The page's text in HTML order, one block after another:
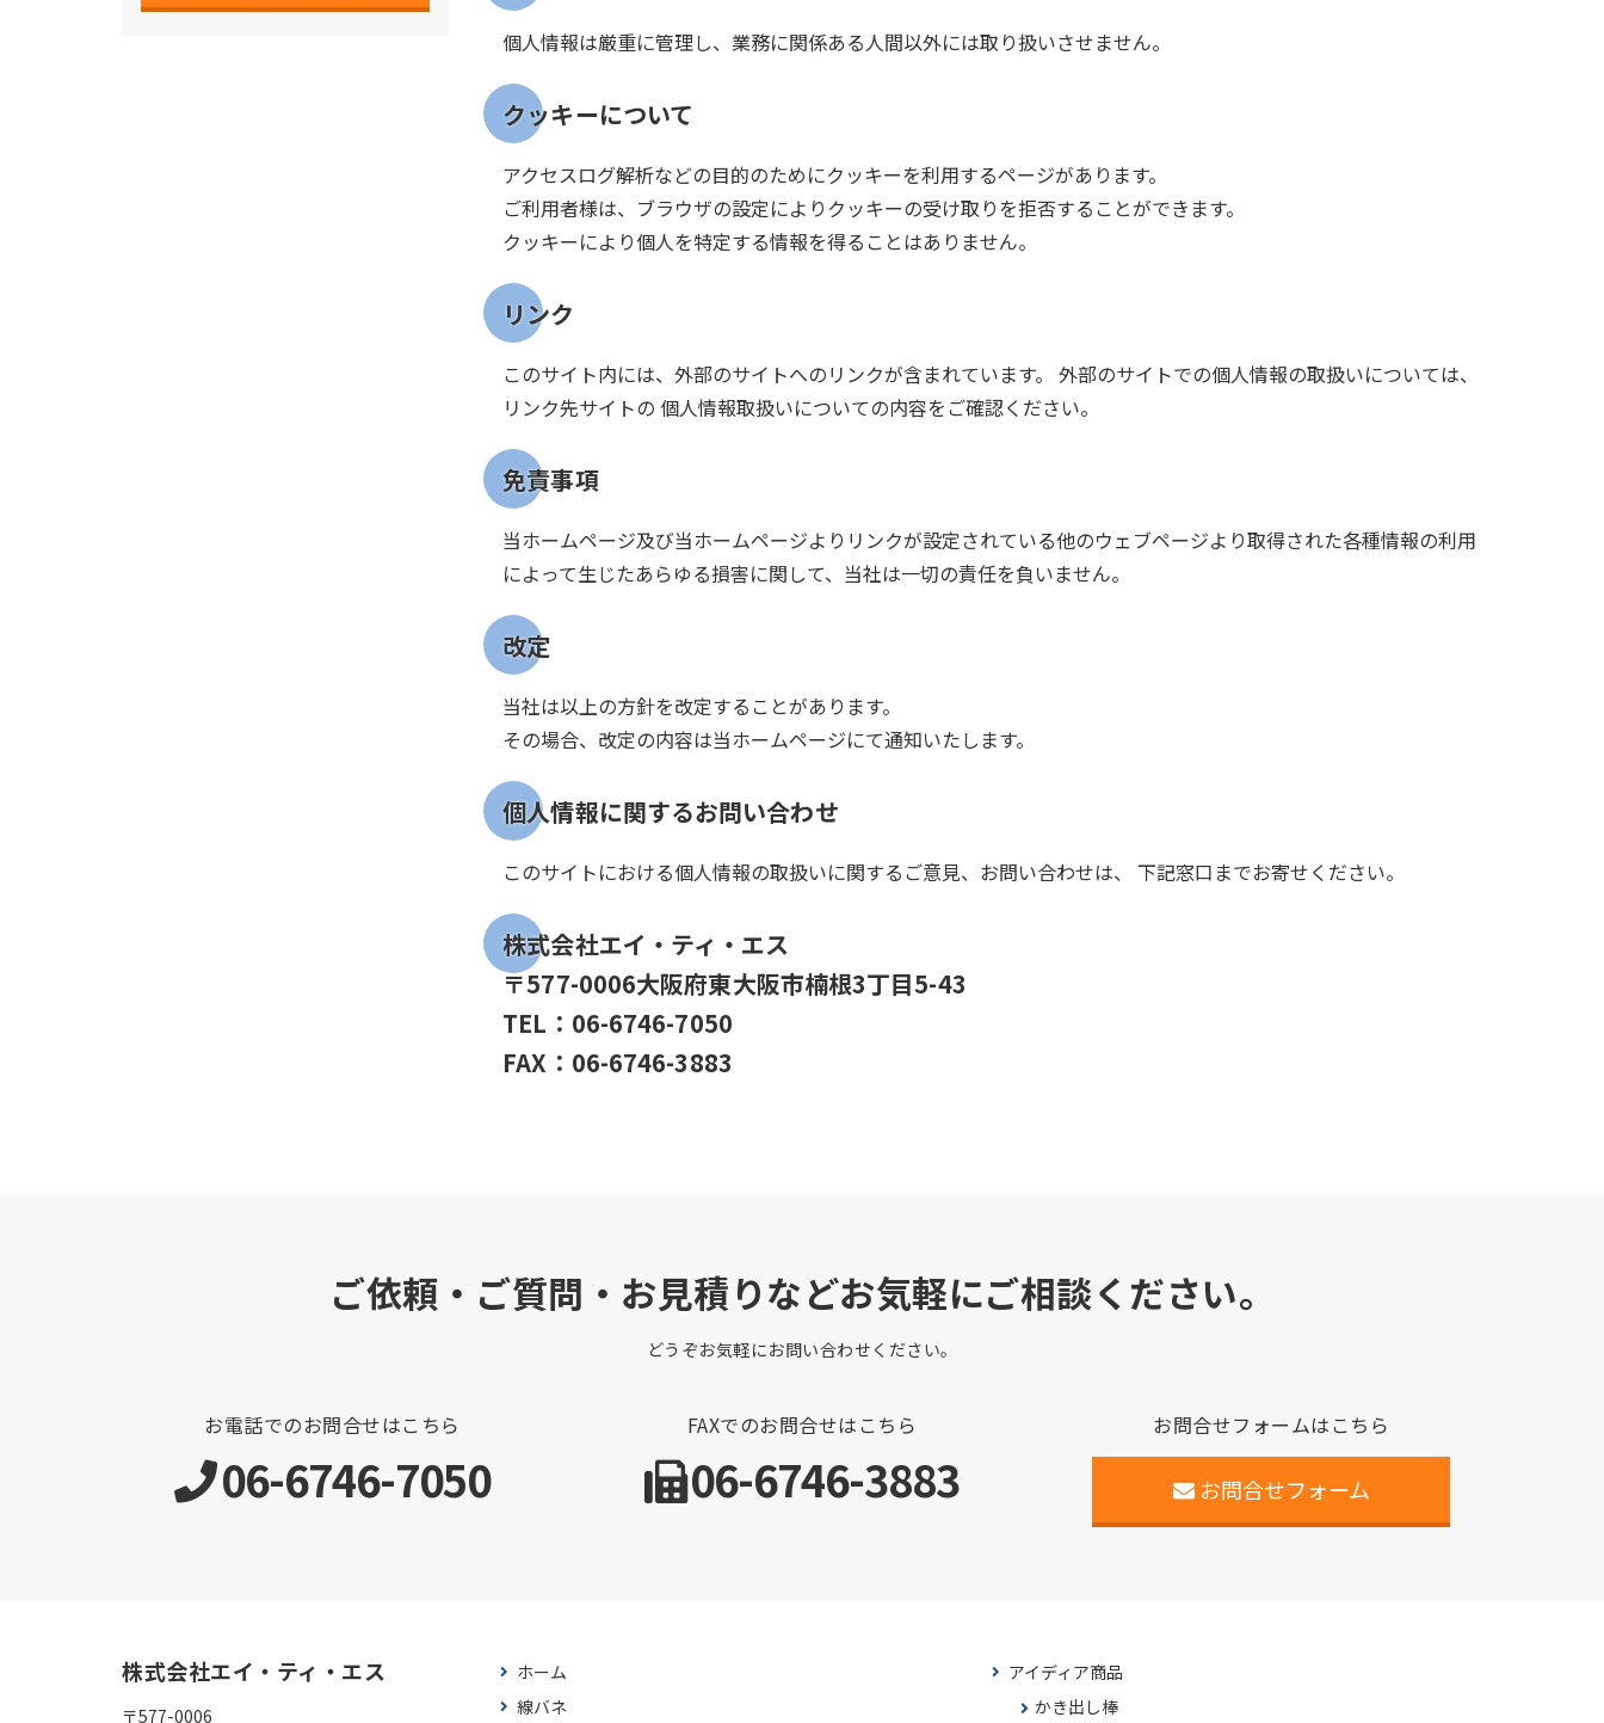
個人情報は厳重に管理し、業務に関係ある人間以外には取り扱いさせません。
クッキーについて
アクセスログ解析などの目的のためにクッキーを利用するページがあります。
ご利用者様は、ブラウザの設定によりクッキーの受け取りを拒否することができます。
クッキーにより個人を特定する情報を得ることはありません。
リンク
このサイト内には、外部のサイトへのリンクが含まれています。 外部のサイトでの個人情報の取扱いについては、
リンク先サイトの 個人情報取扱いについての内容をご確認ください。
免責事項
当ホームページ及び当ホームページよりリンクが設定されている他のウェブページより取得された各種情報の利用
によって生じたあらゆる損害に関して、当社は一切の責任を負いません。
改定
当社は以上の方針を改定することがあります。
その場合、改定の内容は当ホームページにて通知いたします。
個人情報に関するお問い合わせ
このサイトにおける個人情報の取扱いに関するご意見、お問い合わせは、 下記窓口までお寄せください。
株式会社エイ・ティ・エス
〒577-0006大阪府東大阪市楠根3丁目5-43
TEL： 06-6746-7050
FAX：06-6746-3883
ご依頼・ご質問・お見積りなどお気軽にご相談ください。
どうぞお気軽にお問い合わせください。
お電話でのお問合せはこちら
06-6746-7050
FAXでのお問合せはこちら
06-6746-3883
お問合せフォームはこちら
お問合せフォーム
株式会社エイ・ティ・エス
〒577-0006
ホーム
線バネ
アイディア商品
かき出し棒